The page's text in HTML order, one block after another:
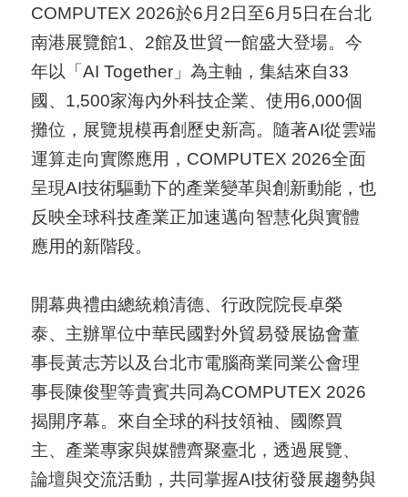
絡
經
貿
指
數
COMPUTEX 2026於6月2日至6月5日在台北
南港展覽館1、2館及世貿一館盛大登場。今
年以「AI Together」為主軸，集結來自33
國、1,500家海內外科技企業、使用6,000個
攤位，展覽規模再創歷史新高。隨著AI從雲端
運算走向實際應用，COMPUTEX 2026全面
呈現AI技術驅動下的產業變革與創新動能，也
反映全球科技產業正加速邁向智慧化與實體
應用的新階段。
開幕典禮由總統賴清德、行政院院長卓榮
泰、主辦單位中華民國對外貿易發展協會董
事長黃志芳以及台北市電腦商業同業公會理
事長陳俊聖等貴賓共同為COMPUTEX 2026
揭開序幕。來自全球的科技領袖、國際買
主、產業專家與媒體齊聚臺北，透過展覽、
論壇與交流活動，共同掌握AI技術發展趨勢與